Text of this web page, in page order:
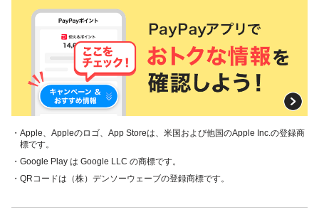
・Apple、Appleのロゴ、App Storeは、米国および他国のApple Inc.の登録商
標です。
・Google Play は Google LLC の商標です。
・QRコードは（株）デンソーウェーブの登録商標です。